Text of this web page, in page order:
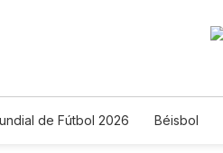
de Fútbol 2026 Béisbol